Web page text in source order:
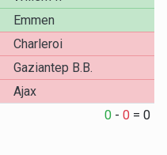
Emmen
Charleroi
Gaziantep B.B.
Ajax
0 -0 =0